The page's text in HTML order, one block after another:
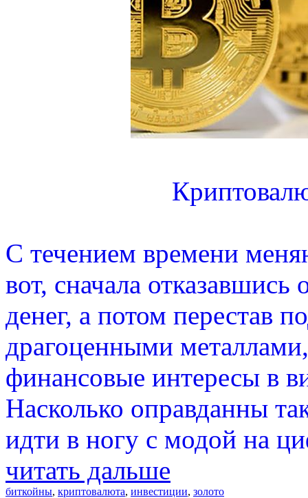
С течением времени
вот, сначала
денег, а потом перестав
драгоценными
финансовые интересы в
Насколько оправданны
идти в ногу с модой на
читать дальше
биткойны, криптовалюта, инвестиции, золото